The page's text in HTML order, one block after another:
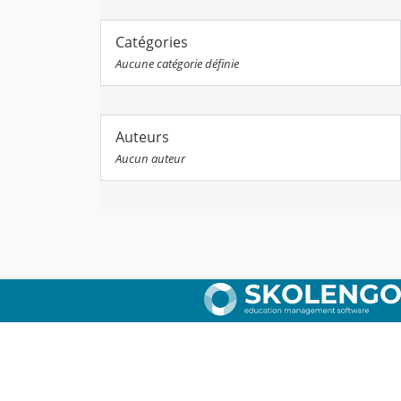
Catégories
Aucune catégorie définie
Auteurs
Aucun auteur